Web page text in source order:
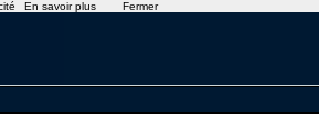
En savoir plus Fermer